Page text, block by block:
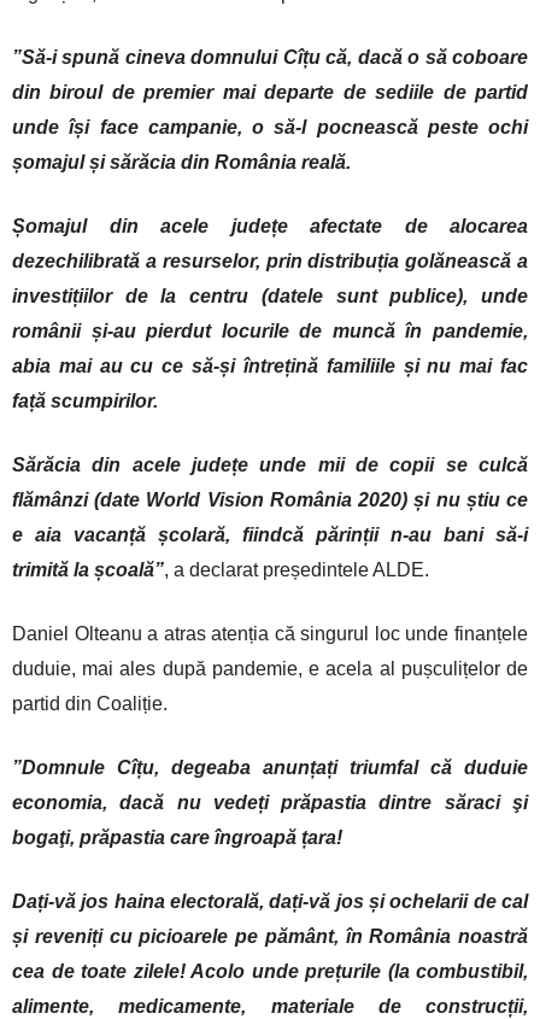
”Să-i spună cineva domnului Cîțu că, dacă o să coboare
din biroul de premier mai departe de sediile de partid
unde își face campanie, o să-l pocnească peste ochi
șomajul și sărăcia din România reală.
Șomajul din acele județe afectate de alocarea
dezechilibrată a resurselor, prin distribuția golănească a
investițiilor de la centru (datele sunt publice), unde
românii și-au pierdut locurile de muncă în pandemie,
abia mai au cu ce să-și întrețină familiile și nu mai fac
față scumpirilor.
Sărăcia din acele județe unde mii de copii se culcă
flămânzi (date World Vision România 2020) și nu știu ce
e aia vacanță școlară, fiindcă părinții n-au bani să-i
trimită la școală”, a declarat președintele ALDE.
Daniel Olteanu a atras atenția că singurul loc unde finanțele
duduie, mai ales după pandemie, e acela al pușculițelor de
partid din Coaliție.
”Domnule Cîțu, degeaba anunțați triumfal că duduie
economia, dacă nu vedeți prăpastia dintre săraci şi
bogaţi, prăpastia care îngroapă țara!
Dați-vă jos haina electorală, dați-vă jos și ochelarii de cal
și reveniți cu picioarele pe pământ, în România noastră
cea de toate zilele! Acolo unde prețurile (la combustibil,
alimente, medicamente, materiale de construcții,